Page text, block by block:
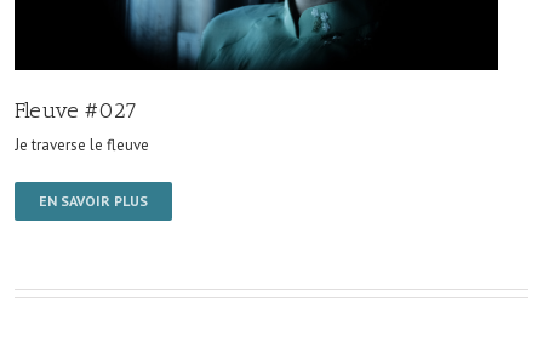
Fleuve #027
Je traverse le fleuve
EN SAVOIR PLUS